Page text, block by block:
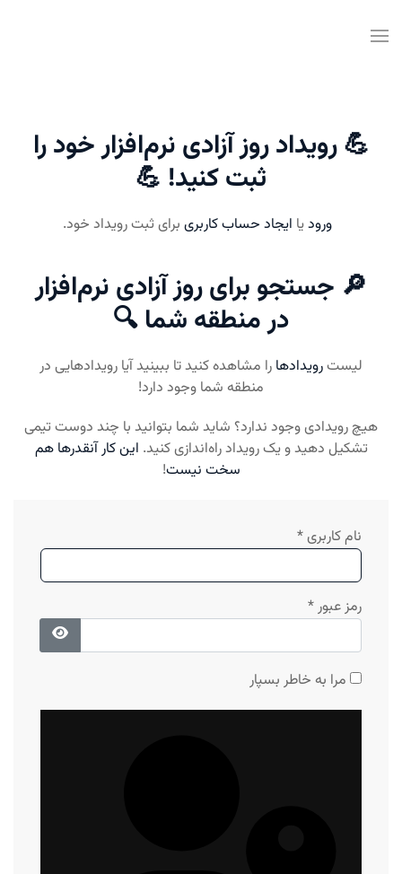
💪 رویداد روز آزادی نرم‌افزار خود را
ثبت کنید! 💪
ورودیا ایجاد حساب کاربری برای ثبت رویداد خود.
🔎 جستجو برای روز آزادی نرم‌افزار
در منطقه شما 🔍
لیسترویدادها را مشاهده کنید تا ببینید آیا رویدادهایی در
منطقه شما وجود دارد!
هیچ رویدادی وجود ندارد؟ شاید شما بتوانید با چند دوست تیمی
تشکیل دهید و یک رویداد راه‌اندازی کنید. این کار آنقدرها هم
سخت نیست!
نام کاربری*
رمز عبور*
نمایش رمز